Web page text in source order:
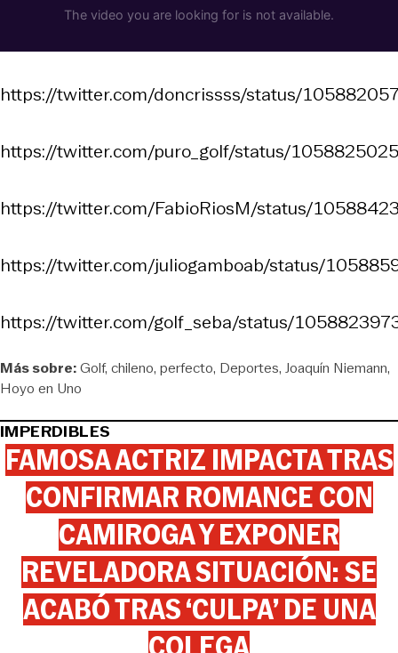
https://twitter.com/doncrissss/status/
https://twitter.com/puro_golf/status/
https://twitter.com/FabioRiosM/status/
https://twitter.com/juliogamboab/status/
https://twitter.com/golf_seba/status/
Más sobre:Golf chileno perfecto Deportes Joaquín Niemann
Hoyo en Uno
IMPERDIBLES
FAMOSA ACTRIZ IMPACTA TRAS
CONFIRMAR ROMANCE CON
CAMIROGA Y EXPONER
REVELADORA SITUACIÓN: SE
ACABÓ TRAS ‘CULPA’ DE UNA